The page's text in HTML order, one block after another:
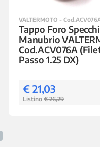
VALTERMOTO -
Tappo Foro
Manubrio
Cod.ACV076A
Passo 1.25 DX)
€ 21,03
Listino € 26,29